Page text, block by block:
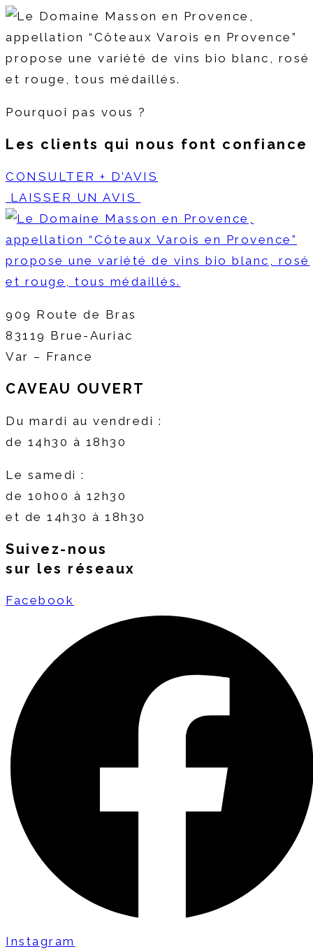
Pourquoi pas vous ?
Les clients qui nous font confiance
CONSULTER + D’AVIS
LAISSER UN AVIS
909 Route de Bras
83119 Brue-Auriac
Var – France
CAVEAU OUVERT
Du mardi au vendredi :
de 14h30 à 18h30
Le samedi :
de 10h00 à 12h30
et de 14h30 à 18h30
Suivez-nous
sur les réseaux
Facebook
Instagram